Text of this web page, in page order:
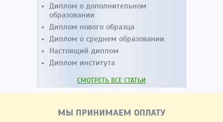
Диплом о дополнительном
образовании
Диплом нового образца
Диплом о среднем образовании
Настоящий диплом
Диплом института
СМОТРЕТЬ ВСЕ СТАТЬИ
МЫ ПРИНИМАЕМ ОПЛАТУ